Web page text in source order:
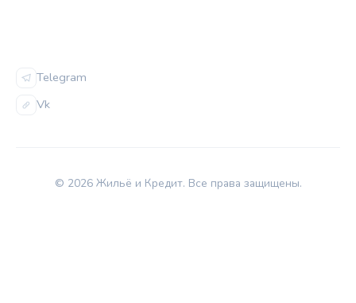
Telegram
Vk
© 2026 Жильё и Кредит. Все права защищены.